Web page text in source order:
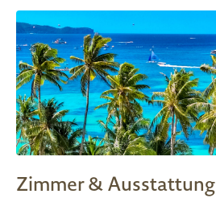
Zimmer & Ausstattung